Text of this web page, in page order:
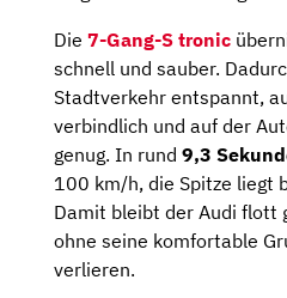
Die 7-Gang-S tronic
schnell und sauber.
Stadtverkehr entspannt,
verbindlich und auf der
genug. In rund 9,3
100 km/h, die Spitze liegt
Damit bleibt der Audi flott
ohne seine komfortable
verlieren.